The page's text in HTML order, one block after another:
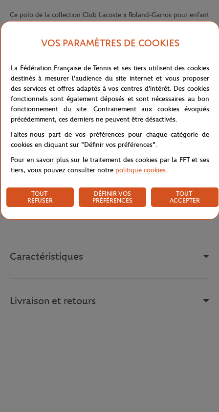
Ce polo de la collection Club Lacoste x Roland-Garros pour enfant
version pensée pour les petits passionnés de tennis. Confectionné
en Petit Piqué extensible en coton issu de l'agriculture biologique,
accompagner les journées au tournoi comme les sorties du
quotidien.
Sa coupe ample et son col côtelé garantissent une bonne tenue
dans le temps tout en laissant à l'enfant toute sa liberté de
mouvement. Une pièce facile à porter et à associer, qui traverse les
saisons sans se démoder.
Sur la poitrine, la broderie Lacoste x Roland-Garros affiche
fièrement cette collaboration emblématique dans un esprit
graphique vintage qui évoque les affiches historiques du tournoi.
Le logo Roland-Garros et le crocodile brodé cousu à la taille
le plus jeune âge la passion du tennis et l'amour du tournoi
parisien.
Caractéristiques
Livraison et retours
VOS PARAMÈTRES DE COOKIES
La Fédération Française de Tennis et ses tiers utilisent des cookies
destinés à mesurer l'audience du site internet et vous proposer
des services et offres adaptés à vos centres d'intérêt. Des cookies
fonctionnels sont également déposés et sont nécessaires au bon
fonctionnement du site. Contrairement aux cookies évoqués
précédemment, ces derniers ne peuvent être désactivés.
Faites-nous part de vos préférences pour chaque catégorie de
cookies en cliquant sur "Définir vos préférences".
Pour en savoir plus sur le traitement des cookies par la FFT et ses
tiers, vous pouvez consulter notre politique cookies.
TOUT
REFUSER
DÉFINIR VOS
PRÉFÉRENCES
TOUT
ACCEPTER